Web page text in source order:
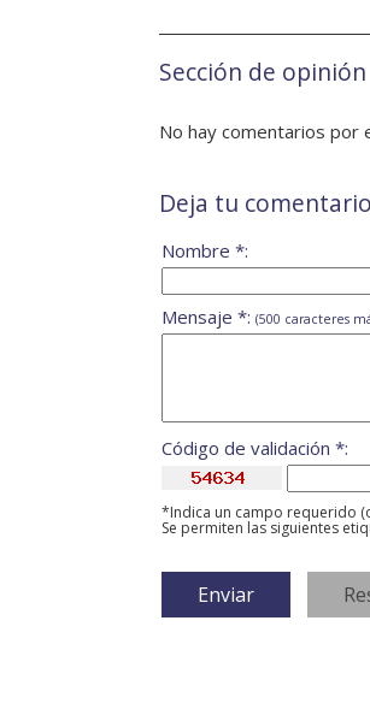
Sección de opinión
No hay comentarios por
Deja tu comentario
Nombre *:
Mensaje *: (500 caracteres
Código de validación *:
*Indica un campo requerido
Se permiten las siguientes